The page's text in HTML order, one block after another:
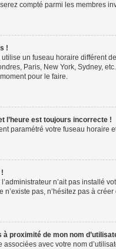
compté parmi les membres
!
utilise un fuseau horaire différent
Paris, New York, Sydney,
pour le faire.
l’heure est toujours incorrecte !
paramétré votre fuseau
n’ait pas installé
n’existe pas, n’hésitez pas à
proximité de mon nom
associées avec votre nom